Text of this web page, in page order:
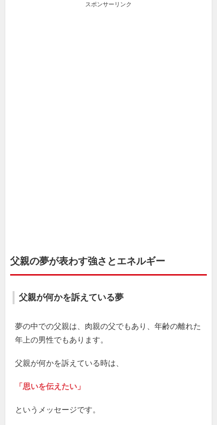
スポンサーリンク
父親の夢が表わす強さとエネルギー
父親が何かを訴えている夢
夢の中での父親は、肉親の父でもあり、年齢の離れた
年上の男性でもあります。
父親が何かを訴えている時は、
「思いを伝えたい」
というメッセージです。